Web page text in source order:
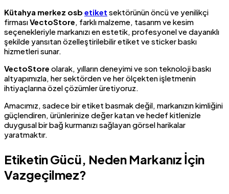
Kütahya merkez osb etiket sektörünün öncü ve yenilikçi
firmasıVectoStore, farklı malzeme, tasarım ve kesim
seçenekleriyle markanızı en estetik, profesyonel ve dayanıklı
şekilde yansıtan özelleştirilebilir etiket ve sticker baskı
hizmetleri sunar.
VectoStore olarak, yılların deneyimi ve son teknoloji baskı
altyapımızla, her sektörden ve her ölçekten işletmenin
ihtiyaçlarına özel çözümler üretiyoruz.
Amacımız, sadece bir etiket basmak değil, markanızın kimliğini
güçlendiren, ürünlerinize değer katan ve hedef kitlenizle
duygusal bir bağ kurmanızı sağlayan görsel harikalar
yaratmaktır.
Etiketin Gücü, Neden Markanız İçin
Vazgeçilmez?